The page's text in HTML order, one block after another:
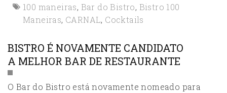
100 maneiras, Bar do Bistro, Bistro 100
Maneiras, CARNAL, Cocktails
BISTRO É NOVAMENTE CANDIDATO
A MELHOR BAR DE RESTAURANTE
O Bar do Bistro está novamente nomeado para